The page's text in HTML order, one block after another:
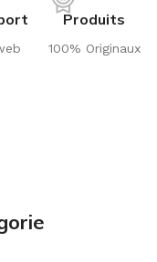
Produits
100% Originaux